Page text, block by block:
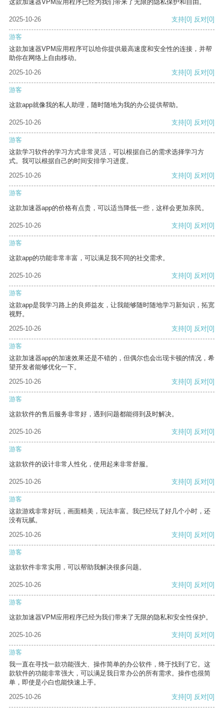
这款加速器VPM应用程序已经为我们带来了无限的隐私保护和自由。
2025-10-26 支持[0] 反对[0]
游客
这款加速器VPM应用程序可以给你提供最高速度和安全性的连接，并帮
助你在网络上自由移动。
2025-10-26
支持[0] 反对[0]
游客
这款app就像我的私人助理，随时随地为我的办公提供帮助。
2025-10-26 支持[0] 反对[0]
游客
这款学习软件的学习方式非常灵活，可以根据自己的需求选择学习方
式。我可以根据自己的时间安排学习进度。
2025-10-26
支持[0] 反对[0]
游客
这款加速器app的价格有点贵，可以适当降低一些，这样会更加亲民。
2025-10-26 支持[0] 反对[0]
游客
这款app的功能非常丰富，可以满足我不同的社交需求。
2025-10-26 支持[0] 反对[0]
游客
这款app是我学习路上的良师益友，让我能够随时随地学习新知识，拓宽
视野。
2025-10-26
支持[0] 反对[0]
游客
这款加速器app的加速效果还是不错的，但偶尔也会出现卡顿的情况，希
望开发者能够优化一下。
2025-10-26
支持[0] 反对[0]
游客
这款软件的售后服务非常好，遇到问题都能得到及时解决。
2025-10-26 支持[0] 反对[0]
游客
这款软件的设计非常人性化，使用起来非常舒服。
2025-10-26 支持[0] 反对[0]
游客
这款游戏非常好玩，画面精美，玩法丰富。我已经玩了好几个小时，还
没有玩腻。
2025-10-26
支持[0] 反对[0]
游客
这款软件非常实用，可以帮助我解决很多问题。
2025-10-26 支持[0] 反对[0]
游客
这款加速器VPM应用程序已经为我们带来了无限的隐私和安全性保护。
2025-10-26 支持[0] 反对[0]
游客
我一直在寻找一款功能强大、操作简单的办公软件，终于找到了它。这
款软件的功能非常强大，可以满足我日常办公的所有需求。操作也很简
单，即使是小白也能快速上手。
2025-10-26
支持[0] 反对[0]